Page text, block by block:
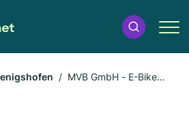
MVB GmbH - E-Bike